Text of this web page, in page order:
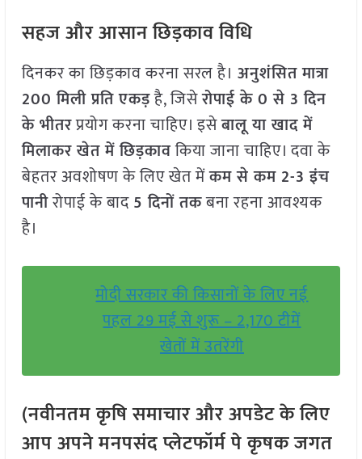
सहज और आसान छिड़काव विधि
दिनकर का छिड़काव करना सरल है। अनुशंसित मात्रा
200 मिली प्रति एकड़है, जिसेरोपाई के 0 से 3 दिन
के भीतरप्रयोग करना चाहिए। इसेबालू या खाद में
मिलाकर खेत में छिड़कावकिया जाना चाहिए। दवा के
बेहतर अवशोषण के लिए खेत मेंकम से कम 2-3 इंच
पानीरोपाई के बाद5 दिनों तकबना रहना आवश्यक
है।
मोदी सरकार की किसानों के लिए नई
पहल 29 मई से शुरू – 2,170 टीमें
खेतों में उतरेंगी
(नवीनतम कृषि समाचार और अपडेट के लिए
आप अपने मनपसंद प्लेटफॉर्म पे कृषक जगत